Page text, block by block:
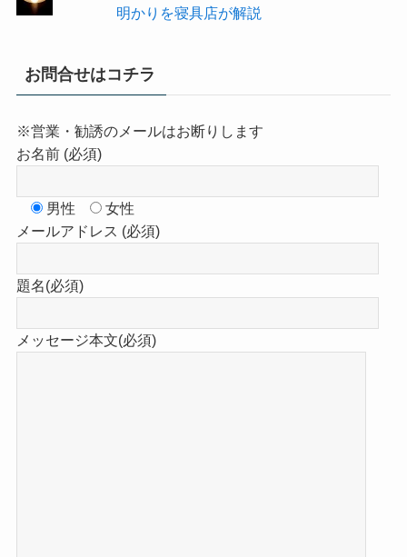
明かりを寝具店が解説
お問合せはコチラ
※営業・勧誘のメールはお断りします
お名前 (必須)
男性
女性
メールアドレス (必須)
題名(必須)
メッセージ本文(必須)